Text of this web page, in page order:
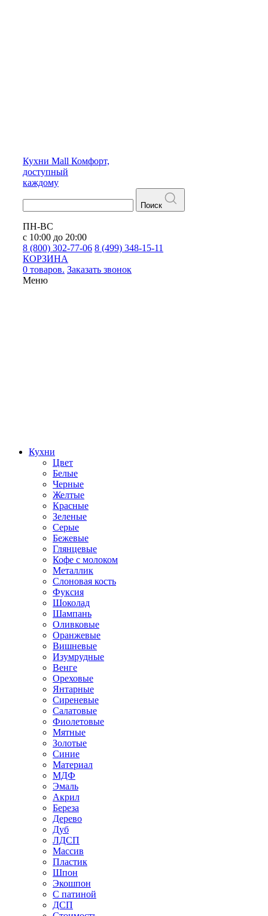
Кухни Mall Комфорт,
доступный
каждому
Поиск
ПН-ВС
с 10:00 до 20:00
8 (800) 302-77-06 8 (499) 348-15-11
КОРЗИНА
0 товаров. Заказать звонок
Меню
Кухни
Цвет
Белые
Черные
Желтые
Красные
Зеленые
Серые
Бежевые
Глянцевые
Кофе с молоком
Металлик
Слоновая кость
Фуксия
Шоколад
Шампань
Оливковые
Оранжевые
Вишневые
Изумрудные
Венге
Ореховые
Янтарные
Сиреневые
Салатовые
Фиолетовые
Мятные
Золотые
Синие
Материал
МДФ
Эмаль
Акрил
Береза
Дерево
Дуб
ЛДСП
Массив
Пластик
Шпон
Экошпон
С патиной
ДСП